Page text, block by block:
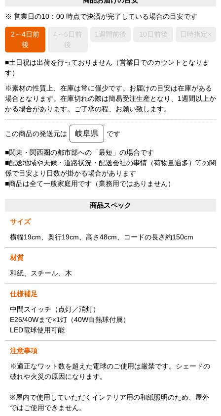
※ 営業日の10：00 時点で決済が完了している場合の目安です
2～4日前
後
4～6日前
後
1週間前後 10日前後 日時指定×
■土日祝は出荷を行っておりません（営業日でのカウントとなりま
す）
※素材の性質上、在庫は常に僅少です。お届けの目安は在庫がある
場合となります。在庫切れの際は簡易受注生産となり、1週間以上か
かる場合があります。ご了承の程、お願い致します。
この商品の発送元は 岐阜県 です
■関東・関西圏の都市部への「最短」の場合です
■配送地域や天候・道路状況・配送会社の事情（荷物量過多）等の関
係で目安より日数が掛かる場合があります
■商品は全て一般家庭用です（業務用ではありません）
商品スペック
サイズ
横幅19cm、奥行19cm、高さ48cm、コードの長さ約150cm
材質
和紙、スチール、木
仕様補足
中間スイッチ（点灯／消灯）
E26/40Wまで×1灯（40W白熱球付属）
LED電球使用可能
注意事項
※適正なワット数を超えた電球のご使用は厳禁です。シェードの
破れや火災の原因になります。
※屋内で使用していただくインテリア用の和紙照明のため、屋外
ではご使用できません。